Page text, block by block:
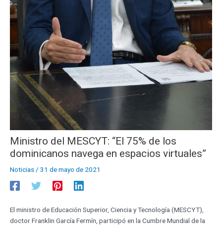
Ministro del MESCYT: “El 75% de los
dominicanos navega en espacios virtuales”
Noticias/ 31 de mayo de 2021
El ministro de Educación Superior, Ciencia y Tecnología (MESCYT),
doctor Franklin García Fermín, participó en la Cumbre Mundial de la